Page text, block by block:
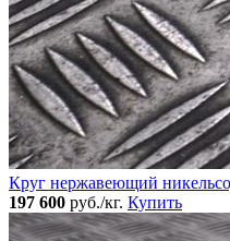
Круг нержавеющий
197 600 руб./кг. Купить